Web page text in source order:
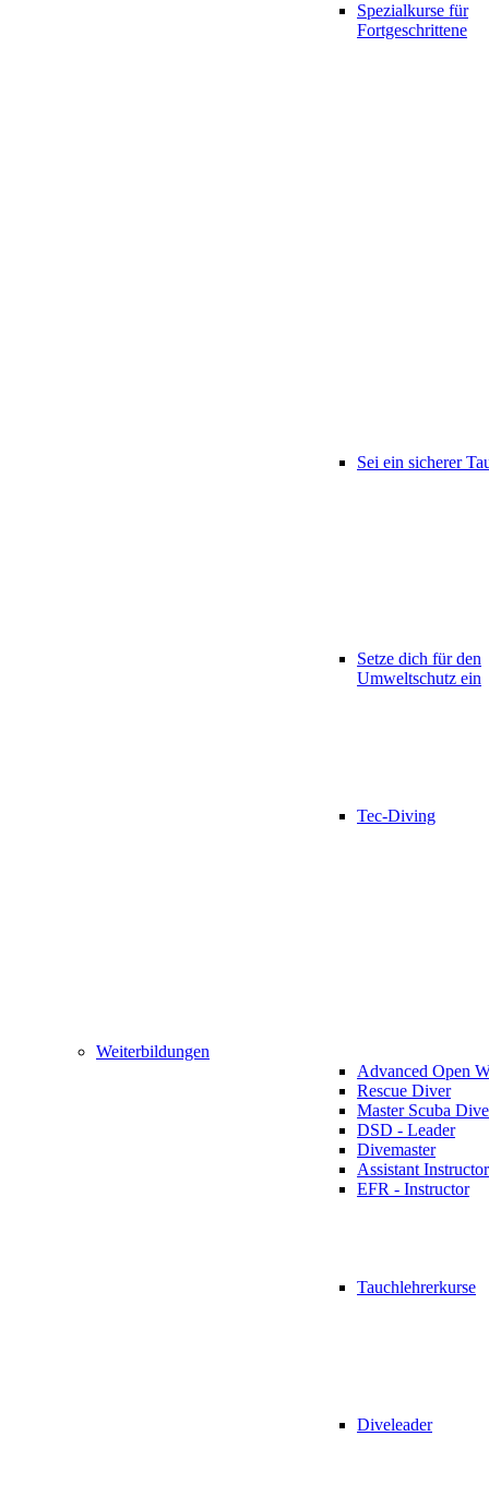
Spezialkurse für
Fortgeschrittene
Sei ein sicherer
Setze dich für den
Umweltschutz ein
Tec-Diving
Weiterbildungen
Advanced Open
Rescue Diver
Master Scuba
DSD - Leader
Divemaster
Assistant Instructor
EFR - Instructor
Tauchlehrerkurse
Diveleader